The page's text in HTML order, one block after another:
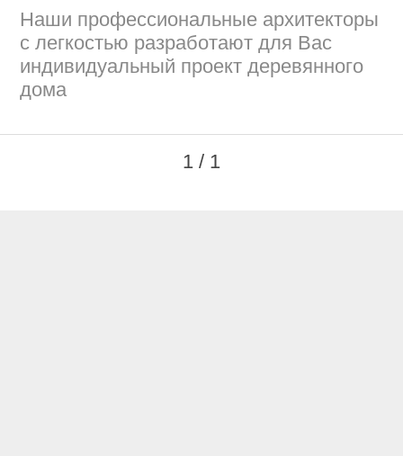
Наши профессиональные архитекторы
с легкостью разработают для Вас
индивидуальный проект деревянного
дома
1 / 1